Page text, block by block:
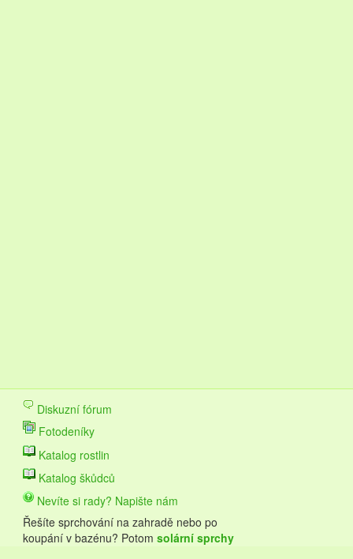
Diskuzní fórum
Fotodeníky
Katalog rostlin
Katalog škůdců
Nevíte si rady? Napište nám
Řešíte sprchování na zahradě nebo po
koupání v bazénu? Potom solární sprchy